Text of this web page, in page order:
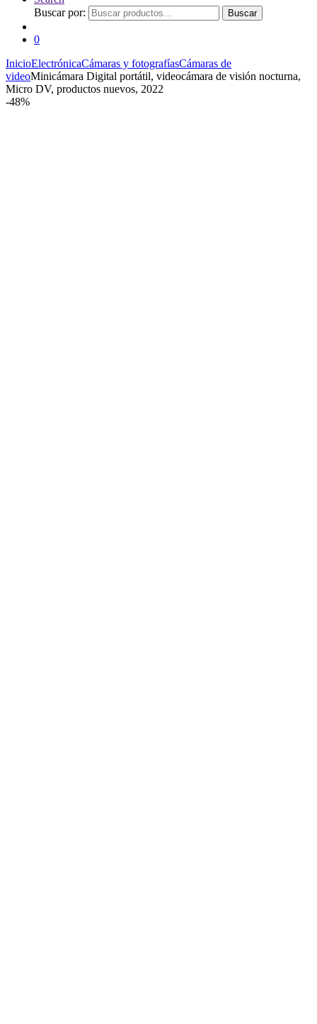
Buscar por:
Buscar
0
InicioElectrónicaCámaras y fotografíasCámaras de
videoMinicámara Digital portátil, videocámara de visión nocturna,
Micro DV, productos nuevos, 2022
-48%